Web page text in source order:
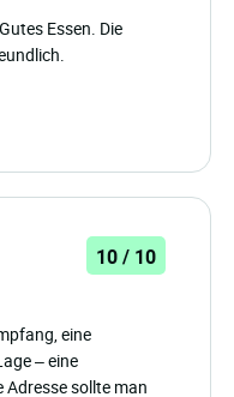
Essen. Die
10 / 10
eine
– eine
sollte man